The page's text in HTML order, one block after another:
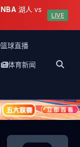
NBA 湖人 vs
LIVE
篮球直播
体育新闻